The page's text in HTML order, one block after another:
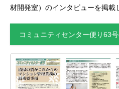
材開発室）のインタビューを掲載
コミュニティセンター便り63